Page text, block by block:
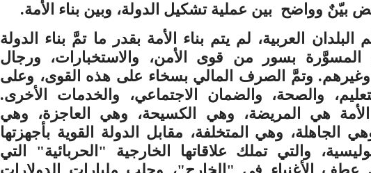
بيّنٌ وواضح بين عملية تشكيل الدولة، وبين بناء الأمة.
العربية، لم يتم بناء الأمة بقدر ما تمَّ بناء الدولة
المسوَّرة بسور من قوى الأمن، والاستخبارات، ورجال
وغيرهم. وتمَّ الصرف المالي بسخاء على هذه القوى، وعلى
والصحة، والضمان الاجتماعي، والخدمات الأخرى.
هي المريضة، وهي الكسيحة، وهي العاجزة، وهي
الجاهلة، وهي المتخلفة، مقابل الدولة القوية بأجهزتها
والتي تملك علاقاتها الخارجية "الحربائية" التي